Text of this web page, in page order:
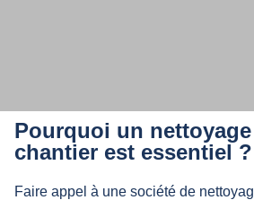
Notre entreprise
différents types de
les particuliers et les
Pourquoi un
chantier est essentiel ?
Faire appel à une société de